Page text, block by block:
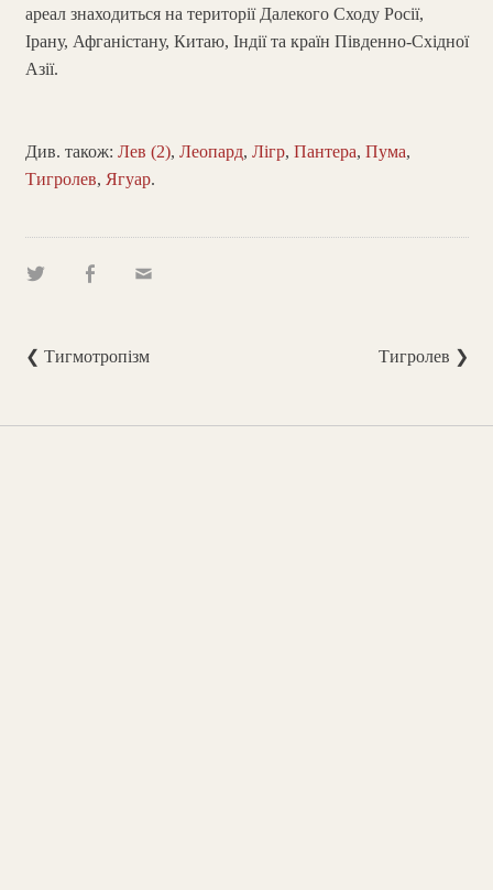
ареал знаходиться на території Далекого Сходу Росії,
Ірану, Афганістану, Китаю, Індії та країн Південно-Східної
Азії.
Див. також: Лев (2), Леопард, Лігр, Пантера, Пума,
Тигролев, Ягуар.
❮ Тигмотропізм Тигролев ❯